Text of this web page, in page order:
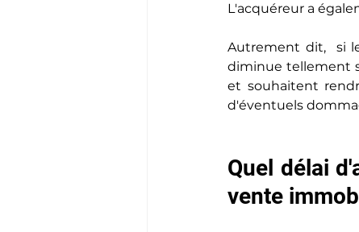
L'acquéreur a
Autrement dit,  si
diminue tellement
et souhaitent
d'éventuels
Quel délai
vente